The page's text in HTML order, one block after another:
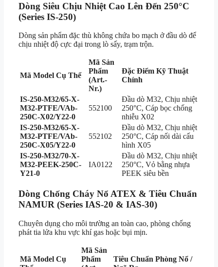
Dòng Siêu Chịu Nhiệt Cao Lên Đến 250°C
(Series IS-250)
Dòng sản phẩm đặc thù không chứa bo mạch ở đầu dò để
chịu nhiệt độ cực đại trong lò sấy, trạm trộn.
Mã Model Cụ Thể
Mã Sản
Phẩm
(Art.-
Nr.)
Đặc Điểm Kỹ Thuật
Chính
IS-250-M32/65-X-
M32-PTFE/VAb-
250C-X02/Y22-0
552100
Đầu dò M32, Chịu nhiệt
250°C, Cáp bọc chống
nhiễu X02
IS-250-M32/65-X-
M32-PTFE/VAb-
250C-X05/Y22-0
552102
Đầu dò M32, Chịu nhiệt
250°C, Cáp nối dài cấu
hình X05
IS-250-M32/70-X-
M32-PEEK-250C-
Y21-0
IA0122
Đầu dò M32, Chịu nhiệt
250°C, Vỏ bằng nhựa
PEEK siêu bền
Dòng Chống Cháy Nổ ATEX & Tiêu Chuẩn
NAMUR (Series IAS-20 & IAS-30)
Chuyên dụng cho môi trường an toàn cao, phòng chống
phát tia lửa khu vực khí gas hoặc bụi mịn.
Mã Model Cụ
Mã Sản
Phẩm
Tiêu Chuẩn Phòng Nổ /